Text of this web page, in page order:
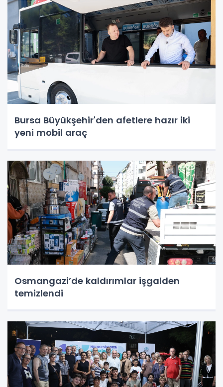
Bursa Büyükşehir'den afetlere hazır iki
yeni mobil araç
Osmangazi’de kaldırımlar işgalden
temizlendi